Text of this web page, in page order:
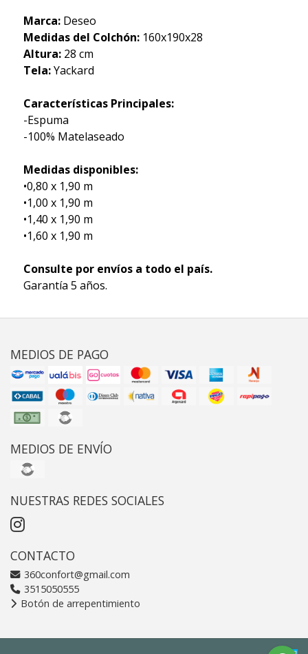
Marca:Deseo
Medidas del Colchón: 160x190x28
Altura:28 cm
Tela:Yackard
Características Principales:
-Espuma
-100% Matelaseado
Medidas disponibles:
•0,80 x 1,90 m
•1,00 x 1,90 m
•1,40 x 1,90 m
•1,60 x 1,90 m
Consulte por envíos a todo el país.
Garantía 5 años.
MEDIOS DE PAGO
MEDIOS DE ENVÍO
NUESTRAS REDES SOCIALES
CONTACTO
360confort@gmail.com
3515050555
Botón de arrepentimiento